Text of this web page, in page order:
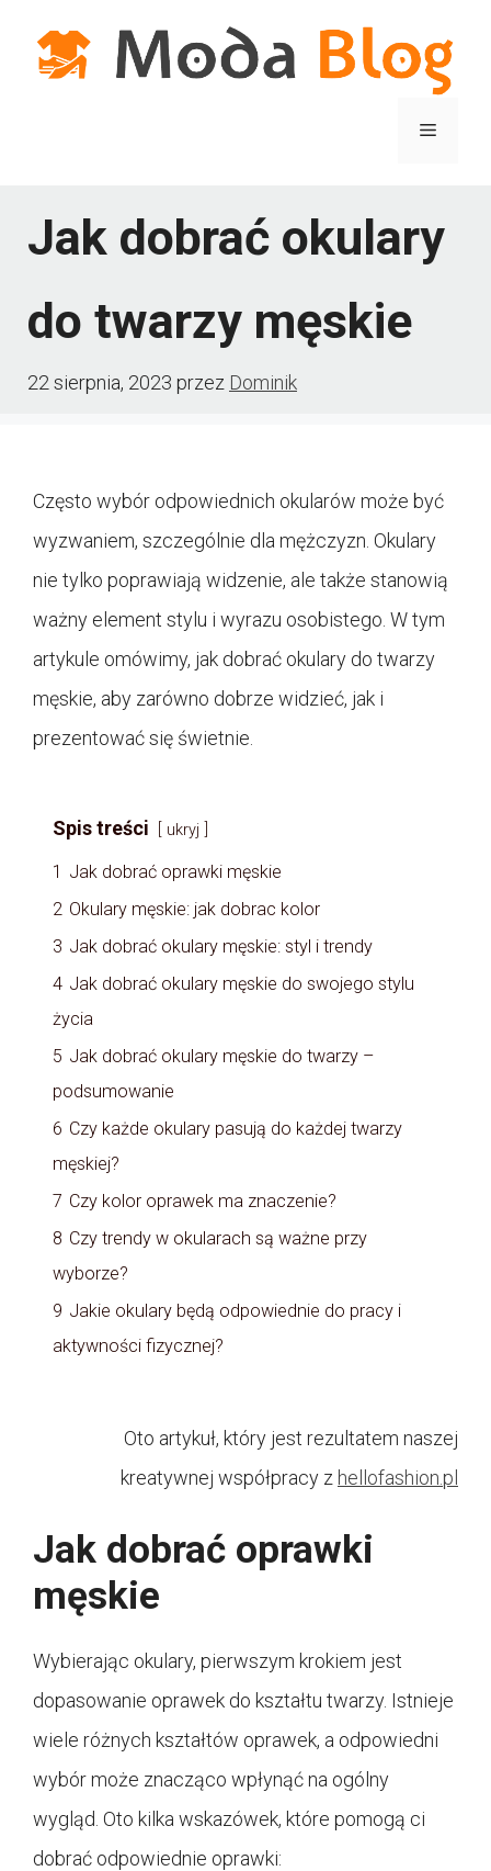
Menu
Jak dobrać okulary
do twarzy męskie
22 sierpnia, 2023 przez Dominik
Często wybór odpowiednich okularów może być
wyzwaniem, szczególnie dla mężczyzn. Okulary
nie tylko poprawiają widzenie, ale także stanowią
ważny element stylu i wyrazu osobistego. W tym
artykule omówimy, jak dobrać okulary do twarzy
męskie, aby zarówno dobrze widzieć, jak i
prezentować się świetnie.
Spis treści ukryj
1 Jak dobrać oprawki męskie
2 Okulary męskie: jak dobrac kolor
3 Jak dobrać okulary męskie: styl i trendy
4 Jak dobrać okulary męskie do swojego stylu
życia
5 Jak dobrać okulary męskie do twarzy –
podsumowanie
6 Czy każde okulary pasują do każdej twarzy
męskiej?
7 Czy kolor oprawek ma znaczenie?
8 Czy trendy w okularach są ważne przy
wyborze?
9 Jakie okulary będą odpowiednie do pracy i
aktywności fizycznej?
Oto artykuł, który jest rezultatem naszej
kreatywnej współpracy z hellofashion.pl
Jak dobrać oprawki
męskie
Wybierając okulary, pierwszym krokiem jest
dopasowanie oprawek do kształtu twarzy. Istnieje
wiele różnych kształtów oprawek, a odpowiedni
wybór może znacząco wpłynąć na ogólny
wygląd. Oto kilka wskazówek, które pomogą ci
dobrać odpowiednie oprawki: